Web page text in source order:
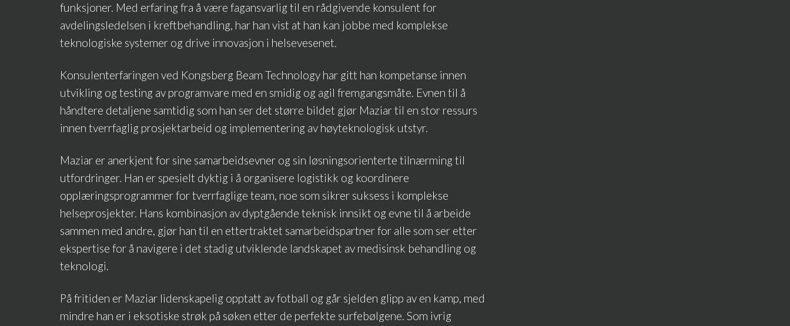
funksjoner. Med erfaring fra å være fagansvarlig til en rådgivende konsulent for
avdelingsledelsen i kreftbehandling, har han vist at han kan jobbe med komplekse
teknologiske systemer og drive innovasjon i helsevesenet.
Konsulenterfaringen ved Kongsberg Beam Technology har gitt han kompetanse innen
utvikling og testing av programvare med en smidig og agil fremgangsmåte. Evnen til å
håndtere detaljene samtidig som han ser det større bildet gjør Maziar til en stor ressurs
innen tverrfaglig prosjektarbeid og implementering av høyteknologisk utstyr.
Maziar er anerkjent for sine samarbeidsevner og sin løsningsorienterte tilnærming til
utfordringer. Han er spesielt dyktig i å organisere logistikk og koordinere
opplæringsprogrammer for tverrfaglige team, noe som sikrer suksess i komplekse
helseprosjekter. Hans kombinasjon av dyptgående teknisk innsikt og evne til å arbeide
sammen med andre, gjør han til en ettertraktet samarbeidspartner for alle som ser etter
ekspertise for å navigere i det stadig utviklende landskapet av medisinsk behandling og
teknologi.
På fritiden er Maziar lidenskapelig opptatt av fotball og går sjelden glipp av en kamp, med
mindre han er i eksotiske strøk på søken etter de perfekte surfebølgene. Som ivrig